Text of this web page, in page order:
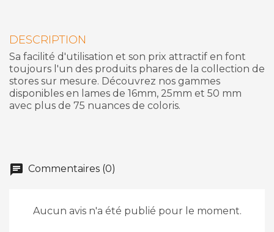
DESCRIPTION
Sa facilité d'utilisation et son prix attractif en font
toujours l'un des produits phares de la collection de
stores sur mesure. Découvrez nos gammes
disponibles en lames de 16mm, 25mm et 50 mm
avec plus de 75 nuances de coloris.
chat Commentaires (0)
Aucun avis n'a été publié pour le moment.